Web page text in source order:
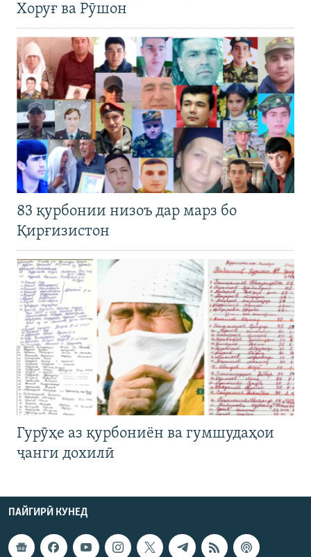
Хоруғ ва Рӯшон
83 қурбонии низоъ дар марз бо
Қирғизистон
Гурӯҳе аз қурбониён ва гумшудаҳои
ҷанги дохилӣ
ПАЙГИРӢ КУНЕД